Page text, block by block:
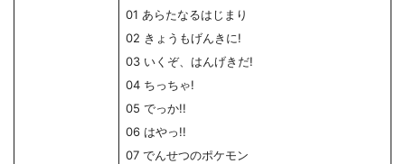
01 あらたなるはじまり
02 きょうもげんきに!
03 いくぞ、はんげきだ!
04 ちっちゃ!
05 でっか!!
06 はやっ!!
07 でんせつのポケモン